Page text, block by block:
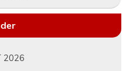
2026